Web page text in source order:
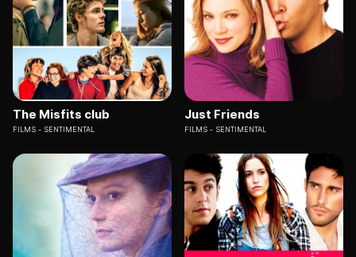
The Misfits club
FILMS SENTIMENTAL
Just Friends
FILMS SENTIMENTAL